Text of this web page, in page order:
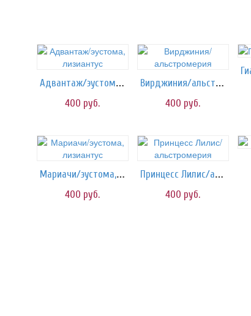
Адвантаж/эустома, лизиантус
400 руб.
Вирджиния/альстромерия
400 руб.
Мариачи/эустома, лизиантус
400 руб.
Принцесс Лилис/альстромерия
400 руб.